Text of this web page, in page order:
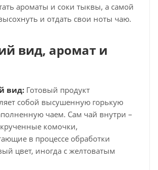
ароматы и соки тыквы, а самой
и отдать свои ноты чаю.
вид, аромат и
вид: Готовый продукт
собой высушенную горькую
чаем. Сам чай внутри –
комочки,
в процессе обработки
цвет, иногда с желтоватым